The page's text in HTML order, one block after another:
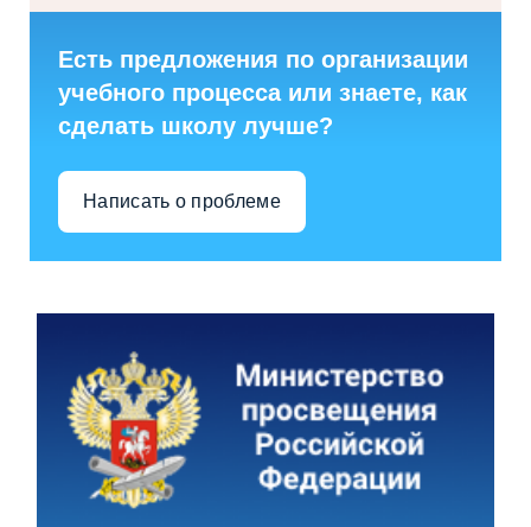
Есть предложения по организации
учебного процесса или знаете, как
сделать школу лучше?
Написать о проблеме